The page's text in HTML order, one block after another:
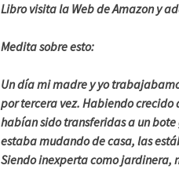
Libro visita la Web de Amazon y
Medita sobre esto:
Un día mi madre y yo
por tercera vez. Habiendo
habían sido transferidas a un
estaba mudando de casa, las
Siendo inexperta como jardinera,